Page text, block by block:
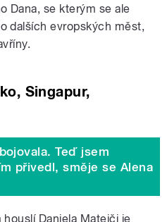
Dana, se kterým se ale
dalších evropských měst,
Singapur,
Teď jsem
přivedl, směje se Alena
Daniela Matejči je